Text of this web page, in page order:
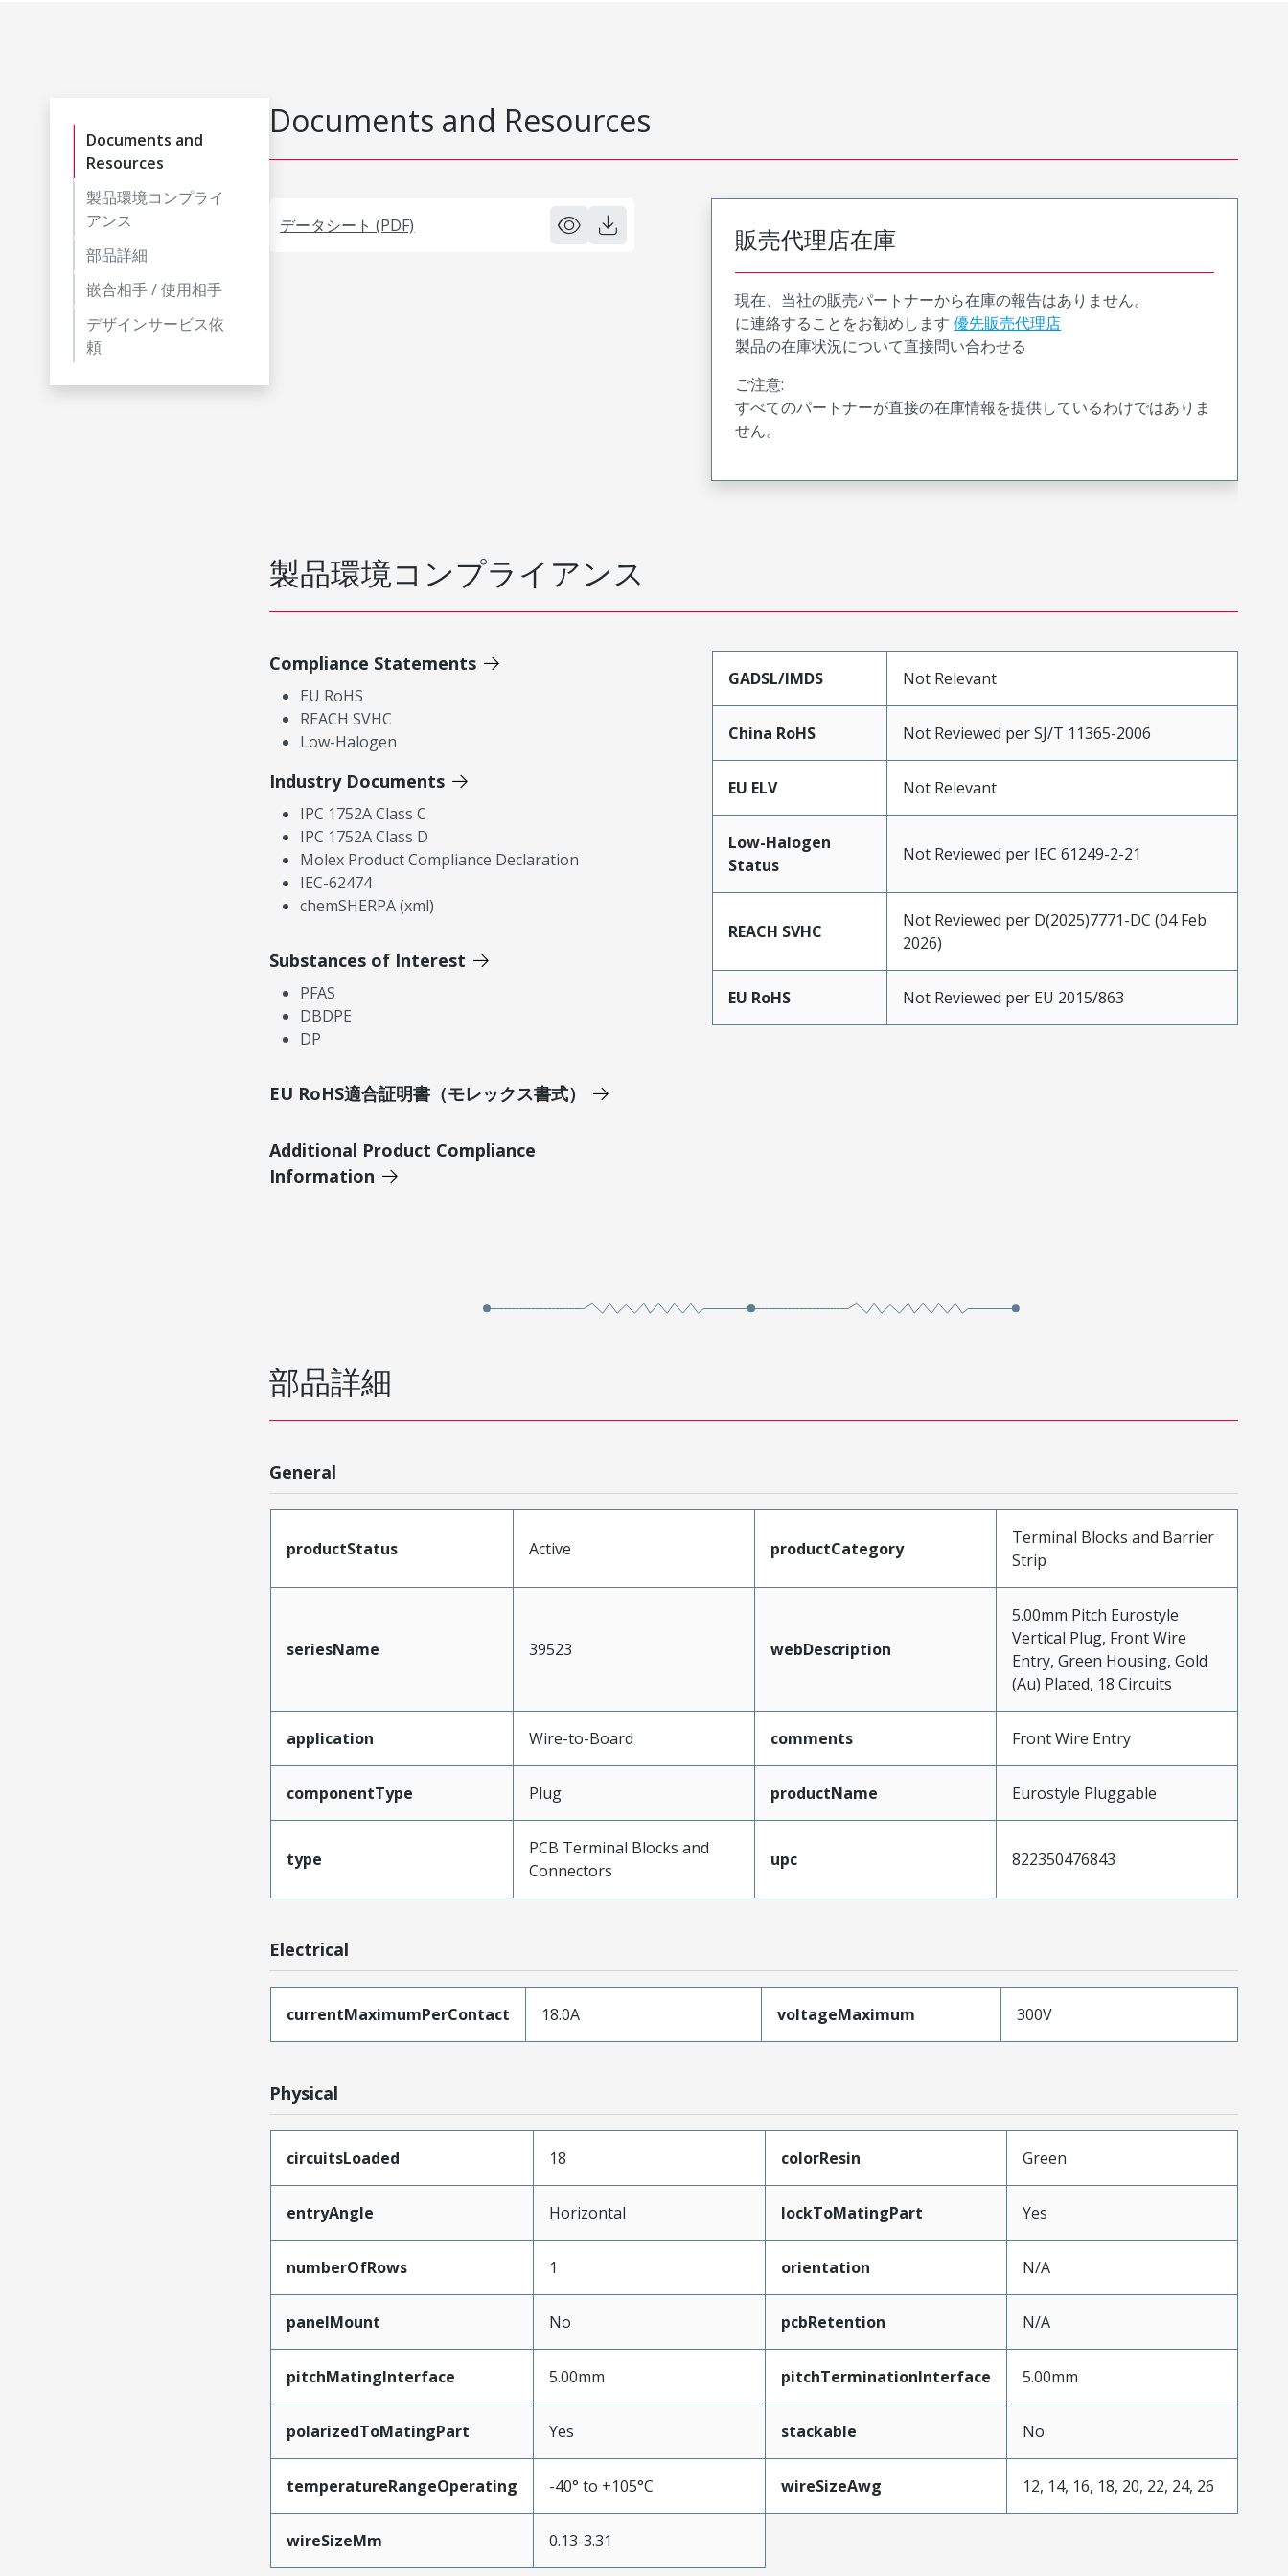
Documents and
Resources
製品環境コンプライ
アンス
部品詳細
嵌合相手 / 使用相手
デザインサービス依
頼
Documents and Resources
データシート (PDF) 販売代理店在庫
現在、当社の販売パートナーから在庫の報告はありません。
に連絡することをお勧めします 優先販売代理店
製品の在庫状況について直接問い合わせる
ご注意:
すべてのパートナーが直接の在庫情報を提供しているわけではありま
せん。
製品環境コンプライアンス
Compliance Statements
EU RoHS
REACH SVHC
Low-Halogen
Industry Documents
IPC 1752A Class C
IPC 1752A Class D
Molex Product Compliance Declaration
IEC-62474
chemSHERPA (xml)
Substances of Interest
PFAS
DBDPE
DP
EU RoHS適合証明書（モレックス書式）
Additional Product Compliance
Information
GADSL/IMDS Not Relevant
China RoHS Not Reviewed per SJ/T 11365-2006
EU ELV Not Relevant
Low-Halogen
Status
Not Reviewed per IEC 61249-2-21
REACH SVHC
Not Reviewed per D(2025)7771-DC (04 Feb
2026)
EU RoHS Not Reviewed per EU 2015/863
部品詳細
General
productStatus Active productCategory
Terminal Blocks and Barrier
Strip
seriesName 39523 webDescription
5.00mm Pitch Eurostyle
Vertical Plug, Front Wire
Entry, Green Housing, Gold
(Au) Plated, 18 Circuits
application Wire-to-Board comments Front Wire Entry
componentType Plug productName Eurostyle Pluggable
type
PCB Terminal Blocks and
Connectors
upc 822350476843
Electrical
currentMaximumPerContact 18.0A voltageMaximum 300V
Physical
circuitsLoaded 18 colorResin Green
entryAngle Horizontal lockToMatingPart Yes
numberOfRows 1 orientation N/A
panelMount No pcbRetention N/A
pitchMatingInterface 5.00mm pitchTerminationInterface 5.00mm
polarizedToMatingPart Yes stackable No
temperatureRangeOperating -40° to +105°C wireSizeAwg 12, 14, 16, 18, 20, 22, 24, 26
wireSizeMm 0.13-3.31